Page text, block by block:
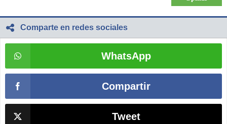
Comparte en redes sociales
WhatsApp
Compartir
Tweet